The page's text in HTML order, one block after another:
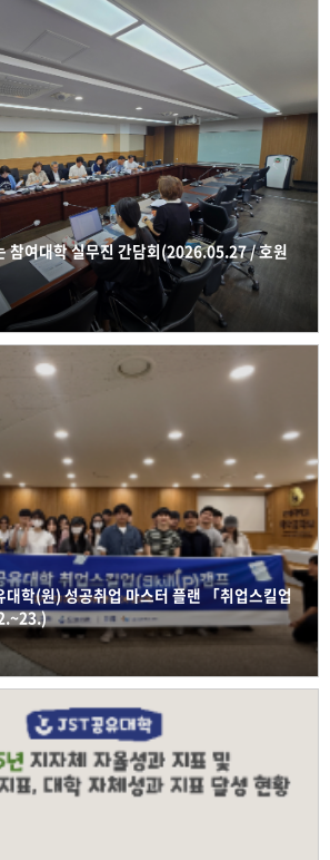
참여대학 실무진 간담회(2026.05.27 / 호원
학(원) 성공취업 마스터 플랜 「취업스킬업